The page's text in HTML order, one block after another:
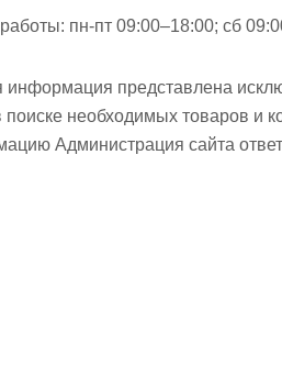
пн-пт 09:00–18:00; сб
информация представлена
поиске необходимых товаров и
Администрация сайта